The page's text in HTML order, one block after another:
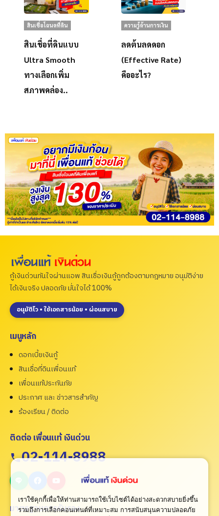
สินเชื่อโฉนดที่ดิน
สินเชื่อที่ดินแบบ
Ultra Smooth
ทางเลือกเพิ่ม
สภาพคล่อง..
ความรู้ด้านการเงิน
ลดต้นลดดอก
(Effective Rate)
คืออะไร?
กู้เงินด่วนทันใจผ่านแอพ สินเชื่อเงินกู้ถูกต้องตามกฎหมาย อนุมัติง่าย
ได้เงินจริง ปลอดภัย มั่นใจได้ 100%
อนุมัติไว • ใช้เอกสารน้อย • ผ่อนสบาย
เมนูหลัก
ดอกเบี้ยเงินกู้
สินเชื่อที่ดินเพื่อนแท้
เพื่อนแท้ประกันภัย
ประกาศ และ ข่าวสารสำคัญ
ร้องเรียน / ติดต่อ
ติดต่อ เพื่อนแท้ เงินด่วน
02-114-8988
มาตรฐานการรับรอง
เราใช้คุกกี้เพื่อให้ท่านสามารถใช้เว็บไซต์ได้อย่างสะดวกสบายยิ่งขึ้น
รวมถึงการเลือกคอนเทนต์ที่เหมาะสม การสนับสนุนความปลอดภัย